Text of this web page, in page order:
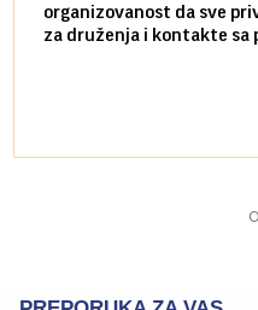
organizovanost da sve
za druženja i kontakte